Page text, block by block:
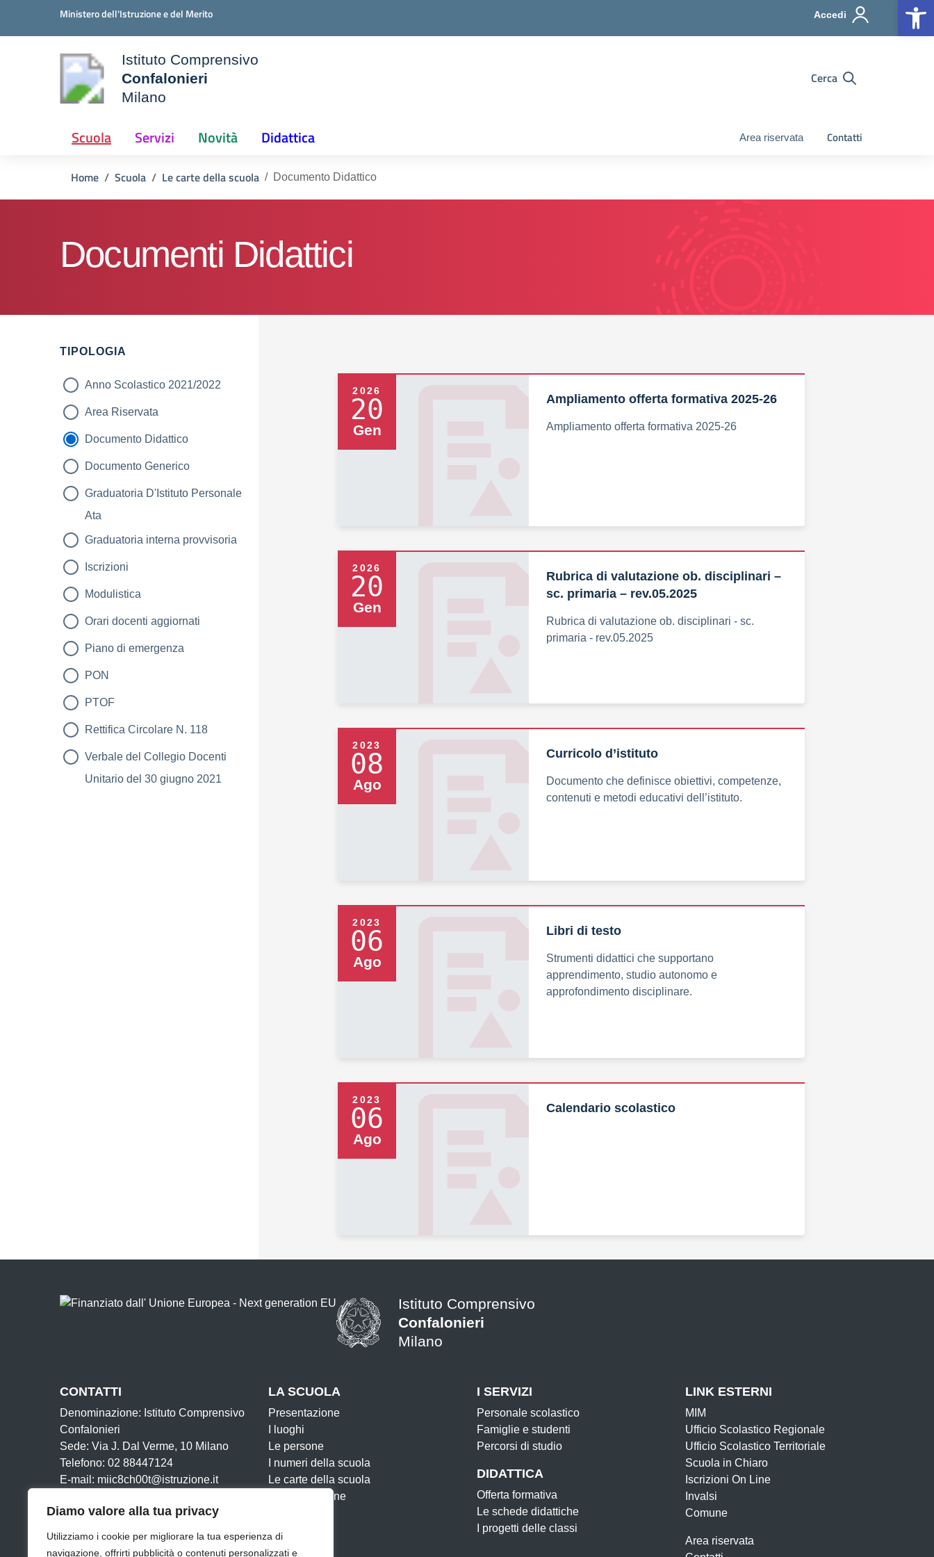
Diamo valore alla tua privacy
Utilizziamo i cookie per migliorare la tua esperienza di
navigazione, offrirti pubblicità o contenuti personalizzati e
Ministero dell'Istruzione e del Merito Accedi
della scuola
Istituto Comprensivo
Confalonieri
Milano
Cerca
Scuola Servizi Novità Didattica Area riservata Contatti
Home Scuola Le carte della scuola Documento Didattico
Documenti Didattici
Filtri
TIPOLOGIA
Anno Scolastico 2021/2022
Area Riservata
Documento Didattico
Documento Generico
Graduatoria D'Istituto Personale
Ata
Graduatoria interna provvisoria
Iscrizioni
Modulistica
Orari docenti aggiornati
Piano di emergenza
PON
PTOF
Rettifica Circolare N. 118
Verbale del Collegio Docenti
Unitario del 30 giugno 2021
2026
20
Gen
Ampliamento offerta formativa 2025-26
Ampliamento offerta formativa 2025-26
2026
20
Gen
Rubrica di valutazione ob. disciplinari –
sc. primaria – rev.05.2025
Rubrica di valutazione ob. disciplinari - sc.
primaria - rev.05.2025
2023
08
Ago
Curricolo d’istituto
Documento che definisce obiettivi, competenze,
contenuti e metodi educativi dell’istituto.
2023
06
Ago
Libri di testo
Strumenti didattici che supportano
apprendimento, studio autonomo e
approfondimento disciplinare.
2023
06
Ago
Calendario scolastico
Istituto Comprensivo
Confalonieri
Milano
CONTATTI
Denominazione: Istituto Comprensivo
Confalonieri
Sede: Via J. Dal Verme, 10 Milano
Telefono: 02 88447124
E-mail: miic8ch00t@istruzione.it
Cod. IPA: istsc_miic8ch00t
LA SCUOLA
Presentazione
I luoghi
Le persone
I numeri della scuola
Le carte della scuola
Organizzazione
I SERVIZI
Personale scolastico
Famiglie e studenti
Percorsi di studio
DIDATTICA
Offerta formativa
Le schede didattiche
I progetti delle classi
LINK ESTERNI
MIM
Ufficio Scolastico Regionale
Ufficio Scolastico Territoriale
Scuola in Chiaro
Iscrizioni On Line
Invalsi
Comune
Area riservata